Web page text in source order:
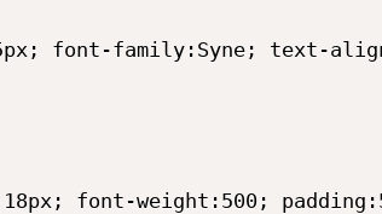
family:Syne; text-